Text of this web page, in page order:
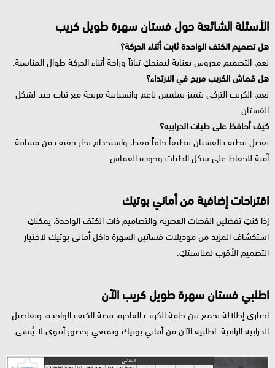
الأسئلة الشائعة حول فستان سهرة طويل كريب
هل تصميم الكتف الواحدة ثابت أثناء الحركة؟
نعم، التصميم مدروس بعناية ليمنحكِ ثباتاً وراحة أثناء الحركة طوال المناسبة.
هل قماش الكريب مريح في الارتداء؟
نعم، الكريب التركي يتميز بملمس ناعم وانسيابية مريحة مع ثبات جيد لشكل
الفستان.
كيف أحافظ على طيات الدرابيه؟
يفضل تنظيف الفستان تنظيفاً جافاً فقط، واستخدام بخار خفيف من مسافة
آمنة للحفاظ على شكل الطيات وجودة القماش.
اقتراحات إضافية من أماني بوتيك
إذا كنتِ تفضلين القصات العصرية والتصاميم ذات الكتف الواحدة، يمكنكِ
استكشاف المزيد من موديلات فساتين السهرة داخل أماني بوتيك لاختيار
التصميم الأقرب لمناسبتكِ.
اطلبي فستان سهرة طويل كريب الآن
اختاري إطلالة تجمع بين خامة الكريب الفاخرة، قصة الكتف الواحدة، وتفاصيل
الدرابيه الراقية. اطلبيه الآن من أماني بوتيك وتمتعي بحضور أنثوي لا يُنسى.